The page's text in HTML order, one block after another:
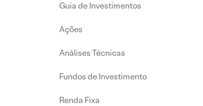
Guia de Investimentos
Ações
Análises Técnicas
Fundos de Investimento
Renda Fixa